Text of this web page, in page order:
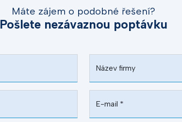
Máte zájem o podobné řešení?
Pošlete nezávaznou poptávku
Název firmy
E-mail *